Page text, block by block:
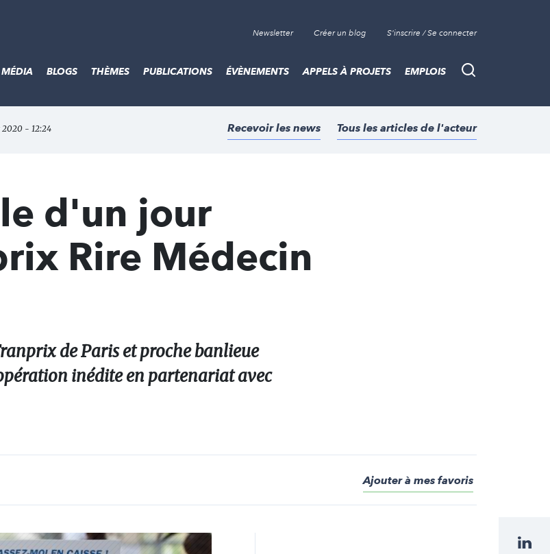
Newsletter Créer un blog S'inscrire / Se connecter
Recherche
MÉDIA BLOGS THÈMES PUBLICATIONS ÉVÈNEMENTS APPELS À PROJETS EMPLOIS
2020 - 12:24 Recevoir les news Tous les articles de l'acteur
d'un jour
Rire Médecin
de Paris et proche banlieue
inédite en partenariat avec
Ajouter à mes favoris